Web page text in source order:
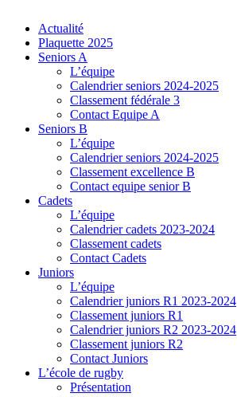
Actualité
Plaquette 2025
Seniors A
L’équipe
Calendrier seniors 2024-2025
Classement fédérale 3
Contact Equipe A
Seniors B
L’équipe
Calendrier seniors 2024-2025
Classement excellence B
Contact equipe senior B
Cadets
L’équipe
Calendrier cadets 2023-2024
Classement cadets
Contact Cadets
Juniors
L’équipe
Calendrier juniors R1 2023-2024
Classement juniors R1
Calendrier juniors R2 2023-2024
Classement juniors R2
Contact Juniors
L’école de rugby
Présentation